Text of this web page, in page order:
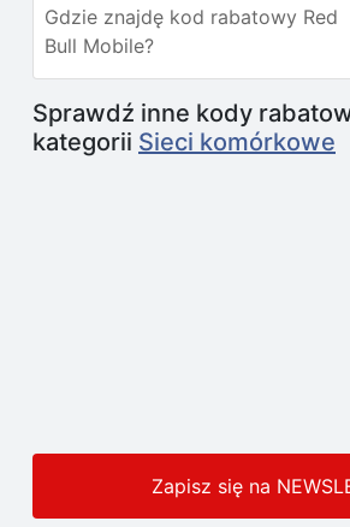
Gdzie znajdę kod rabatowy Red
Bull Mobile?
Sprawdź inne kody
kategorii Sieci komórkowe
Zapisz się na